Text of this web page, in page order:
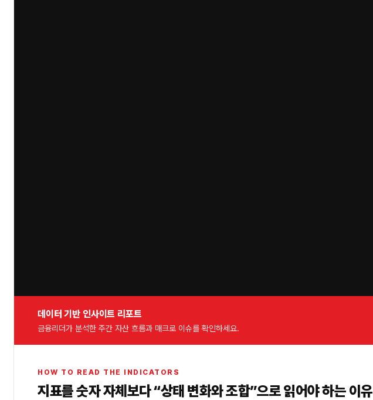
데이터 기반 인사이트 리포트
금융리더가 분석한 주간 자산 흐름과 매크로 이슈를 확인하세요.
HOW TO READ THE INDICATORS
지표를 숫자 자체보다 “상태 변화와 조합”으로 읽어야 하는 이유